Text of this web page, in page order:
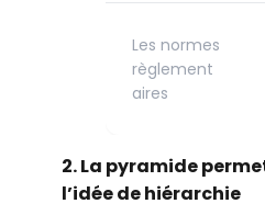
Les normes
règlement
aires
2. La pyramide
l’idée de hiérarchie